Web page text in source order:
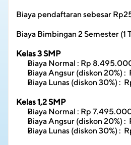
Biaya pendaftaran sebesar
Biaya Bimbingan 2 Semester (1
Kelas 3 SMP
Biaya Normal : Rp
Biaya Angsur (diskon 20%)
Biaya Lunas (diskon 30%) :
Kelas 1,2 SMP
Biaya Normal : Rp
Biaya Angsur (diskon 20%)
Biaya Lunas (diskon 30%) :